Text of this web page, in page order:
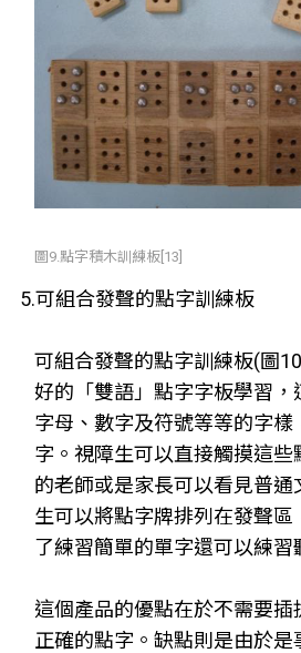
圖9.點字積木訓練板[13]
5.可組合發聲的點字訓練板
可組合發聲的點字訓練板(圖
好的「雙語」點字字板學習，
字母、數字及符號等等的字樣
字。視障生可以直接觸摸這
的老師或是家長可以看見普
生可以將點字牌排列在發聲
了練習簡單的單字還可以練習
這個產品的優點在於不需要插
正確的點字。缺點則是由於是